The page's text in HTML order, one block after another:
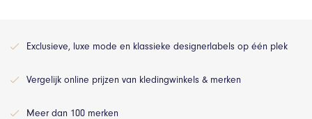
Exclusieve, luxe mode en klassieke designerlabels op één plek
Vergelijk online prijzen van kledingwinkels & merken
Meer dan 100 merken